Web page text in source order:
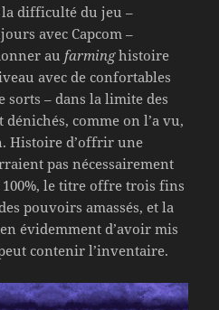
difficulté du jeu –
avec Capcom –
au farminghistoire
avec de confortables
sorts – dans la limite des
comme on l’a vu,
Histoire d’offrir une
pas nécessairement
le titre offre trois fins
pouvoirs amassés, et la
évidemment d’avoir mis
contenir l’inventaire.